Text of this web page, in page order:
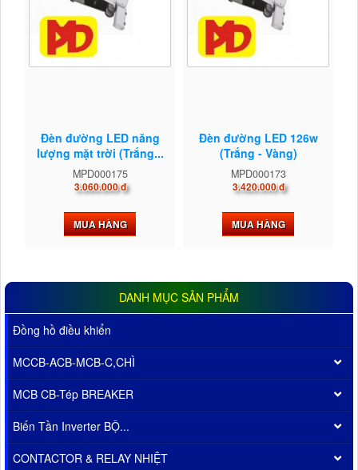
Đèn đường LED năng
lượng mặt trời (Trắng...
MPD000175
3.060.000 đ
MUA HÀNG
Đèn đường LED 126w
(Trắng - Vàng)
MPD000173
3.420.000 đ
MUA HÀNG
DANH MỤC SẢN PHẨM
Đồng hồ điều khiển
MCCB-ACB-MCB-C,CHÌ
MCB CB-Tép BREAKER
Biến Tần Inverter BỘ...
CONTACTOR & RELAY NHIỆT